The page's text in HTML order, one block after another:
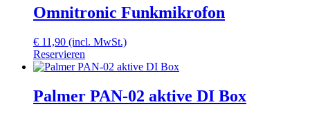
Omnitronic Funkmikrofon
€ 11,90 (incl. MwSt.)
Reservieren
Palmer PAN-02 aktive DI Box